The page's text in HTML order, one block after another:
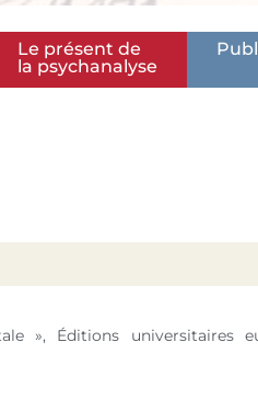
Le présent de
la psychanalyse
», Éditions universitaires